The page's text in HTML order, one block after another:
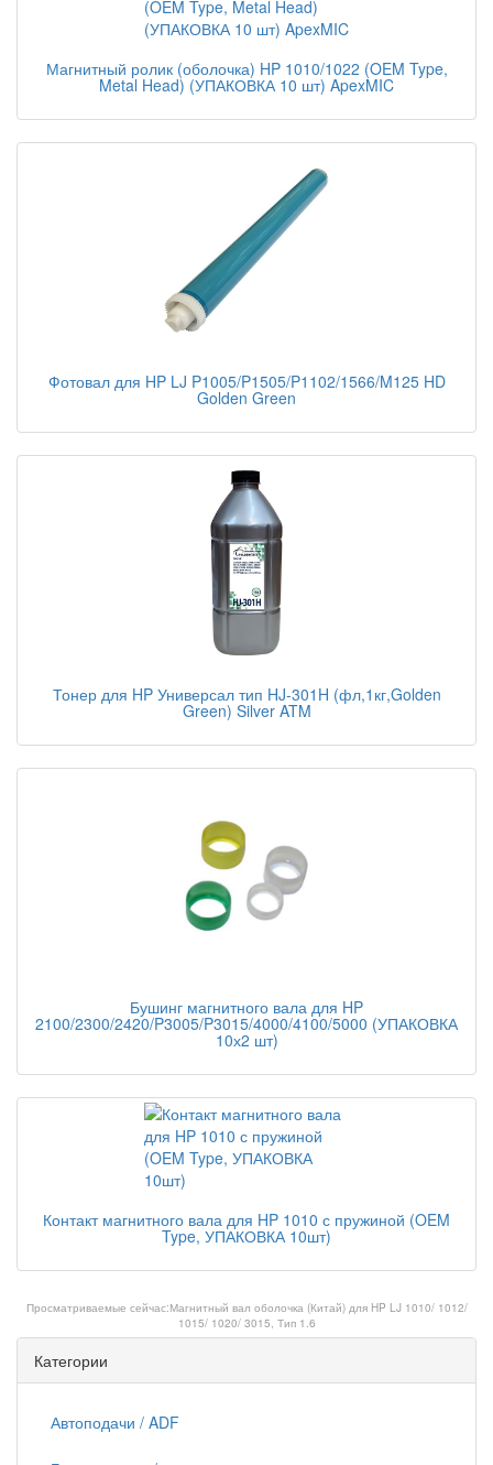
Магнитный ролик (оболочка) HP 1010/1022 (OEM Type,
Metal Head) (УПАКОВКА 10 шт) ApexMIC
Фотовал для HP LJ P1005/P1505/P1102/1566/M125 HD
Golden Green
Тонер для HP Универсал тип HJ-301H (фл,1кг,Golden
Green) Silver ATM
Бушинг магнитного вала для HP
2100/2300/2420/P3005/P3015/4000/4100/5000 (УПАКОВКА
10х2 шт)
Контакт магнитного вала для HP 1010 с пружиной (OEM
Type, УПАКОВКА 10шт)
Просматриваемые сейчас:Магнитный вал оболочка (Китай) для HP LJ 1010/ 1012/
1015/ 1020/ 3015, Тип 1.6
Категории
Автоподачи / ADF